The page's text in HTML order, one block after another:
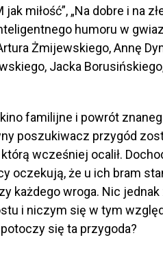
jak miłość”, „Na dobre i na
humoru w
Żmijewskiego, Annę
Jacka
familijne i powrót
poszukiwacz przygód
wcześniej ocalił.
oczekują, że u ich bram
każdego wroga. Nic
i niczym się w tym
się ta przygoda?